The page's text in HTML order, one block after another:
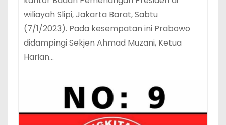
wiliayah Slipi, Jakarta Barat, Sabtu
(7/1/2023). Pada kesempatan ini Prabowo
didampingi Sekjen Ahmad Muzani, Ketua
Harian…